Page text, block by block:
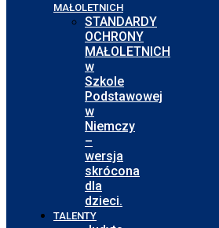
MAŁOLETNICH
STANDARDY
OCHRONY
MAŁOLETNICH
w
Szkole
Podstawowej
w
Niemczy
–
wersja
skrócona
dla
dzieci.
TALENTY